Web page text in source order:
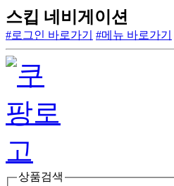
스킵 네비게이션
#로그인 바로가기 #메뉴 바로가기
상품검색